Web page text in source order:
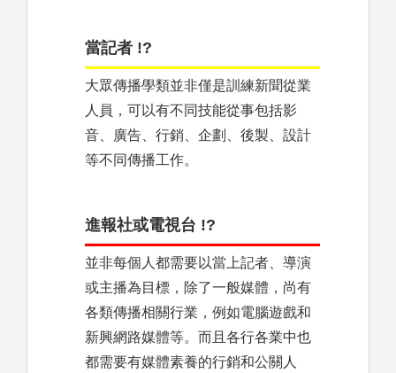
當記者 !?
大眾傳播學類並非僅是訓練新聞從業
人員，可以有不同技能從事包括影
音、廣告、行銷、企劃、後製、設計
等不同傳播工作。
進報社或電視台 !?
並非每個人都需要以當上記者、導演
或主播為目標，除了一般媒體，尚有
各類傳播相關行業，例如電腦遊戲和
新興網路媒體等。而且各行各業中也
都需要有媒體素養的行銷和公關人